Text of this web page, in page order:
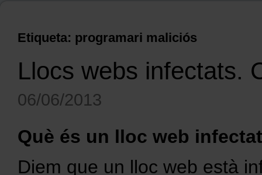
Etiqueta: programari maliciós
Llocs webs infectats.
06/06/2013
Què és un lloc web
Diem que un lloc web està